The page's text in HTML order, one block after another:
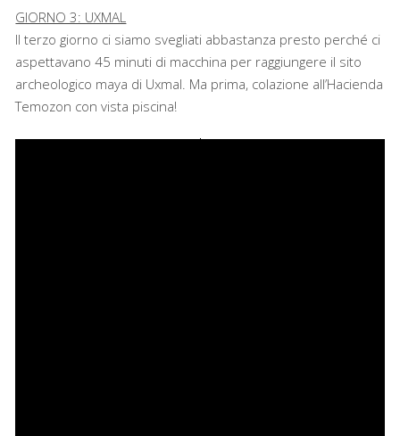
GIORNO 3: UXMAL
Il terzo giorno ci siamo svegliati abbastanza presto perché ci
aspettavano 45 minuti di macchina per raggiungere il sito
archeologico maya di Uxmal. Ma prima, colazione all’Hacienda
Temozon con vista piscina!